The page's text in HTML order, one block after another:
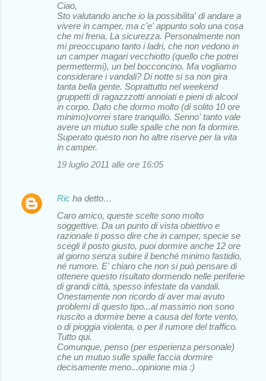
Ciao,
Sto valutando anche io la possibilita' di andare a
vivere in camper, ma c'e' appunto solo una cosa
che mi frena. La sicurezza. Personalmente non
mi preoccupano tanto i ladri, che non vedono in
un camper magari vecchiotto (quello che potrei
permettermi), un bel bocconcino. Ma vogliamo
considerare i vandali? Di notte si sa non gira
tanta bella gente. Soprattutto nel weekend
gruppetti di ragazzzotti annoiati e pieni di alcool
in corpo. Dato che dormo molto (di solito 10 ore
minimo)vorrei stare tranquillo. Senno' tanto vale
avere un mutuo sulle spalle che non fa dormire.
Superato questo non ho altre riserve per la vita
in camper.
19 luglio 2011 alle ore 16:05
Ric ha detto…
Caro amico, queste scelte sono molto
soggettive. Da un punto di vista obiettivo e
razionale ti posso dire che in camper, specie se
scegli il posto giusto, puoi dormire anche 12 ore
al giorno senza subire il benché minimo fastidio,
né rumore. E' chiaro che non si può pensare di
ottenere questo risultato dormendo nelle periferie
di grandi città, spesso infestate da vandali.
Onestamente non ricordo di aver mai avuto
problemi di questo tipo...al massimo non sono
riuscito a dormire bene a causa del forte vento,
o di pioggia violenta, o per il rumore del traffico.
Tutto qui.
Comunque, penso (per esperienza personale)
che un mutuo sulle spalle faccia dormire
decisamente meno...opinione mia :)